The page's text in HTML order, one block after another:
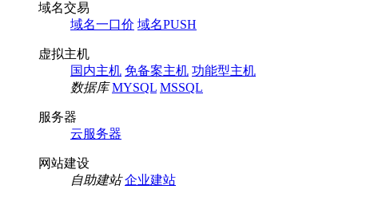
域名交易
域名一口价 域名PUSH
虚拟主机
国内主机 免备案主机 功能型主机
数据库 MYSQL MSSQL
服务器
云服务器
网站建设
自助建站 企业建站